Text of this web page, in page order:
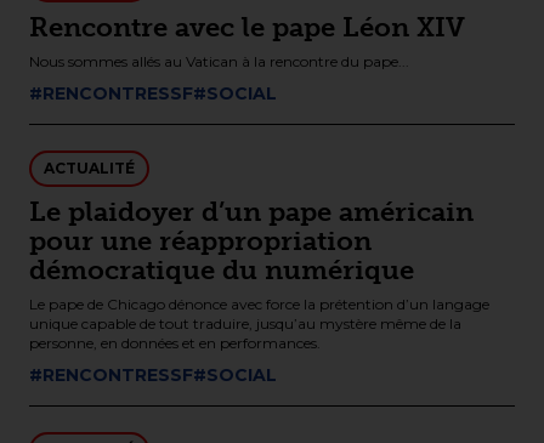
Rencontre avec le pape Léon XIV
Nous sommes allés au Vatican à la rencontre du pape...
#RENCONTRESSF#SOCIAL
ACTUALITÉ
Le plaidoyer d’un pape américain
pour une réappropriation
démocratique du numérique
Le pape de Chicago dénonce avec force la prétention d’un langage
unique capable de tout traduire, jusqu’au mystère même de la
personne, en données et en performances.
#RENCONTRESSF#SOCIAL